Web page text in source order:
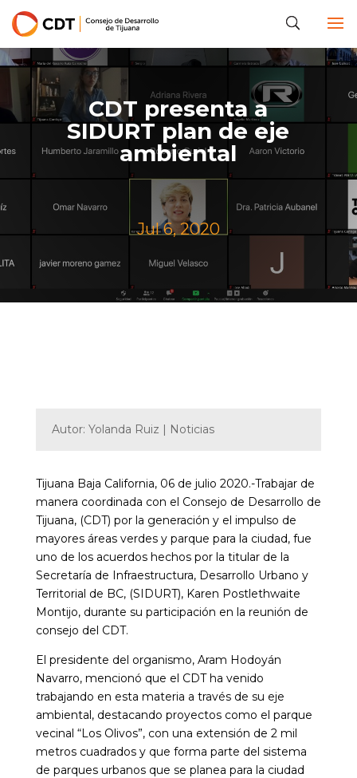
CDT presenta a
SIDURT plan de eje
ambiental
Jul 6, 2020
Autor: Yolanda Ruiz | Noticias
Tijuana Baja California, 06 de julio 2020.-Trabajar de
manera coordinada con el Consejo de Desarrollo de
Tijuana, (CDT) por la generación y el impulso de
mayores áreas verdes y parque para la ciudad, fue
uno de los acuerdos hechos por la titular de la
Secretaría de Infraestructura, Desarrollo Urbano y
Territorial de BC, (SIDURT), Karen Postlethwaite
Montijo, durante su participación en la reunión de
consejo del CDT.
El presidente del organismo, Aram Hodoyán
Navarro, mencionó que el CDT ha venido
trabajando en esta materia a través de su eje
ambiental, destacando proyectos como el parque
vecinal “Los Olivos”, con una extensión de 2 mil
metros cuadrados y que forma parte del sistema
de parques urbanos que se planea para la ciudad